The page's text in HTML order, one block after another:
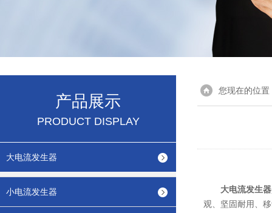
产品展示
PRODUCT DISPLAY
大电流发生器
小电流发生器
您现在的位置
大电流发生器
观、坚固耐用、